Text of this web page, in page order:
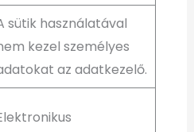
sütik használatával
kezel személyes
az adatkezelő.